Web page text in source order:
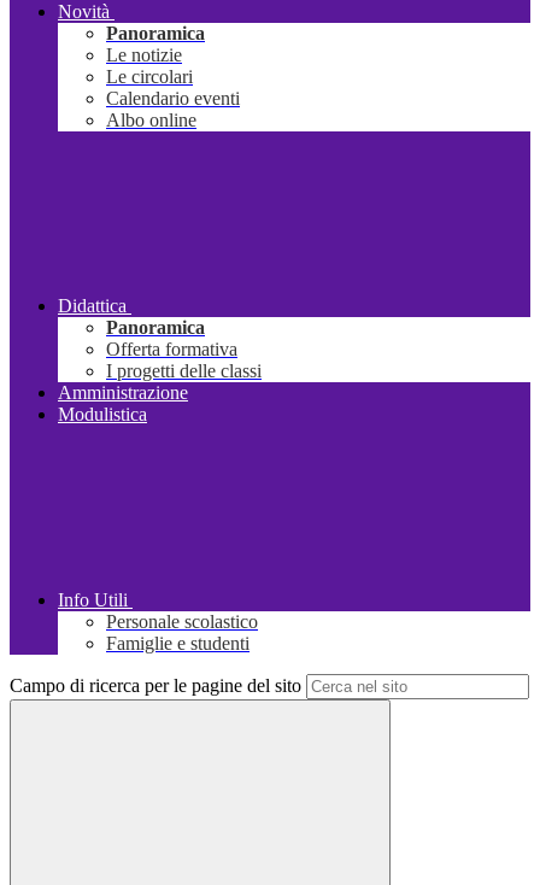
Novità
Panoramica
Le notizie
Le circolari
Calendario eventi
Albo online
Didattica
Panoramica
Offerta formativa
I progetti delle classi
Amministrazione
Modulistica
Info Utili
Personale scolastico
Famiglie e studenti
Campo di ricerca per le pagine del sito